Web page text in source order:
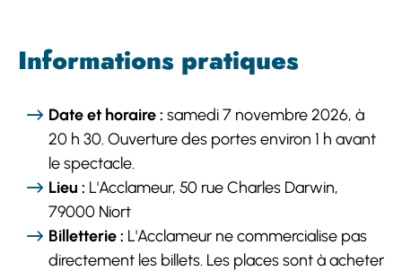
Informations pratiques
Date et horaire : samedi 7 novembre 2026, à
20 h 30. Ouverture des portes environ 1 h avant
le spectacle.
Lieu : L'Acclameur, 50 rue Charles Darwin,
79000 Niort
Billetterie : L'Acclameur ne commercialise pas
directement les billets. Les places sont à acheter